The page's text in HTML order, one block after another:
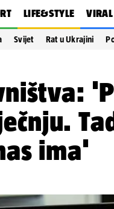
LIFE&STYLE VIRAL
Svijet Rat u Ukrajini
ima'